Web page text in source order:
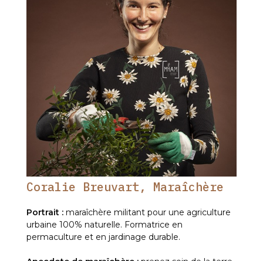
Coralie Breuvart, Maraîchère
Portrait : maraîchère militant pour une agriculture
urbaine 100% naturelle. Formatrice en
permaculture et en jardinage durable.